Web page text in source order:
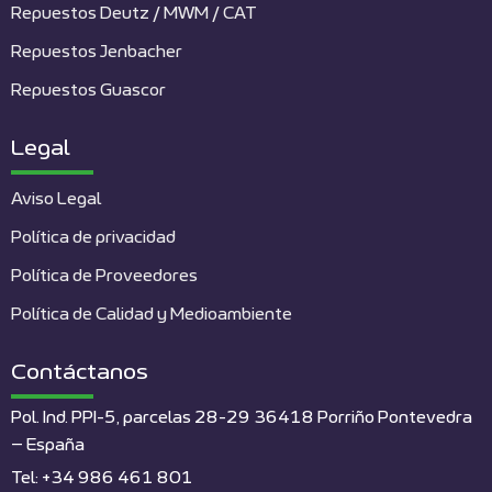
Repuestos Deutz / MWM / CAT
Repuestos Jenbacher
Repuestos Guascor
Legal
Aviso Legal
Política de privacidad
Política de Proveedores
Política de Calidad y Medioambiente
Contáctanos
Pol. Ind. PPI-5, parcelas 28-29 36418 Porriño Pontevedra
– España
Tel: +34 986 461 801